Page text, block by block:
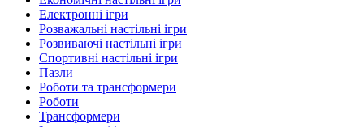
Електронні ігри
Розважальні настільні ігри
Розвиваючі настільні ігри
Спортивні настільні ігри
Пазли
Роботи та трансформери
Роботи
Трансформери